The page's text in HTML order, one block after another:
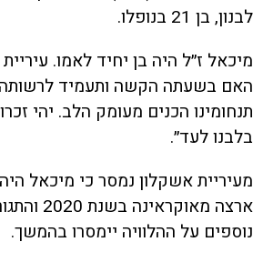
לבנון, בן 21 בנופלו.
מיכאל ז״ל היה בן יחיד לאמו.
האם בשעתה הקשה ותעמיד
תנחומינו הכנים מעומק הלב. יהי
בלבנו לעד״.
מעיריית אשקלון נמסר כי מיכאל
ארצה
נוספים על ההלוויה יימסרו בהמשך.